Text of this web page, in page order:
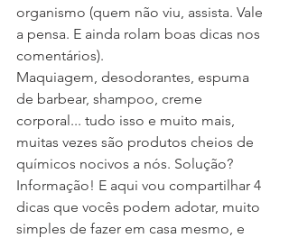
organismo (quem não viu, assista. Vale
a pensa. E ainda rolam boas dicas nos
comentários).
Maquiagem, desodorantes, espuma
de barbear, shampoo, creme
corporal... tudo isso e muito mais,
muitas vezes são produtos cheios de
químicos nocivos a nós. Solução?
Informação! E aqui vou compartilhar 4
dicas que vocês podem adotar, muito
simples de fazer em casa mesmo, e